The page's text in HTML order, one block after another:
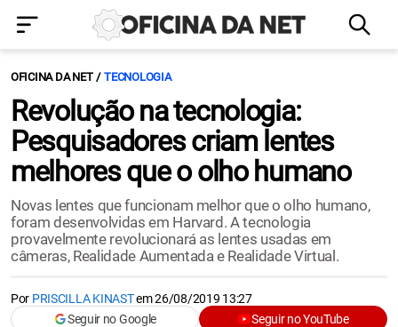
OFICINA DA NET TECNOLOGIA
Revolução na tecnologia:
Pesquisadores criam lentes
melhores que o olho humano
Novas lentes que funcionam melhor que o olho humano,
foram desenvolvidas em Harvard. A tecnologia
provavelmente revolucionará as lentes usadas em
câmeras, Realidade Aumentada e Realidade Virtual.
Por PRISCILLA KINASTem26/08/2019 13:27
Seguir no Google
Seguir no YouTube